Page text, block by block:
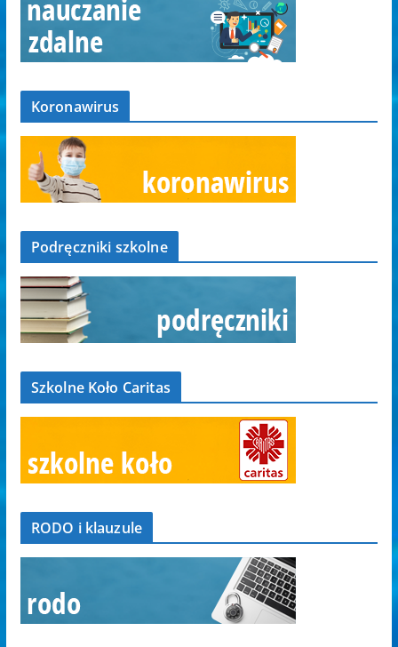
Koronawirus
Podręczniki szkolne
Szkolne Koło Caritas
RODO i klauzule